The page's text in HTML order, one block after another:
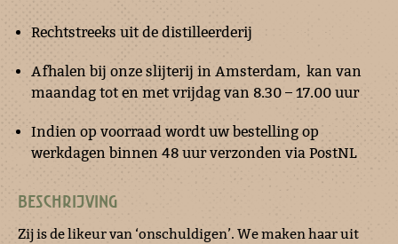
Rechtstreeks uit de distilleerderij
Afhalen bij onze slijterij in Amsterdam, kan van
maandag tot en met vrijdag van 8.30 – 17.00 uur
Indien op voorraad wordt uw bestelling op
werkdagen binnen 48 uur verzonden via PostNL
BESCHRIJVING
Zij is de likeur van ‘onschuldigen’. We maken haar uit